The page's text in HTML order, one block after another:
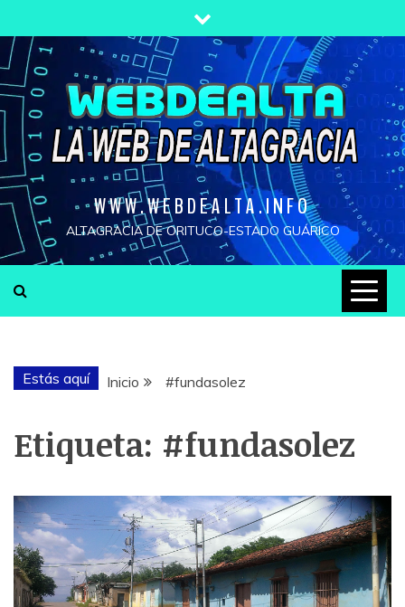
al
contenido
WWW.WEBDEALTA.INFO
ALTAGRACIA DE ORITUCO-ESTADO GUÁRICO
Estás aquí Inicio #fundasolez
Etiqueta: #fundasolez